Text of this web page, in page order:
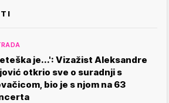
je...': Vizažist Aleksandre
otkrio sve o suradnji s
bio je s njom na 63